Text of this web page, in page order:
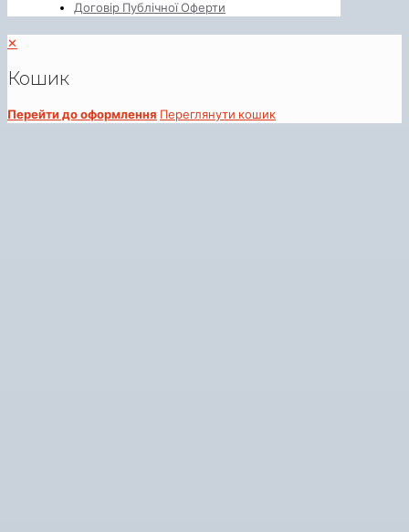
Договір Публічної Оферти
✕
Кошик
Перейти до оформлення Переглянути кошик